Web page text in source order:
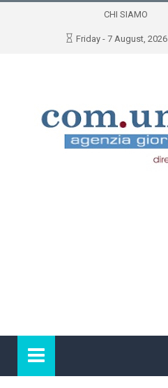
CHI SIAMO
Friday - 7 August, 2026